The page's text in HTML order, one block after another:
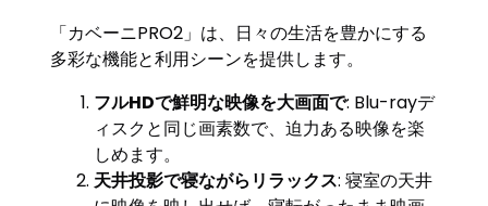
「カベーニPRO2」は、日々の生活を豊かにする
多彩な機能と利用シーンを提供します。
フルHDで鮮明な映像を大画面で: Blu-rayデ
ィスクと同じ画素数で、迫力ある映像を楽
しめます。
天井投影で寝ながらリラックス: 寝室の天井